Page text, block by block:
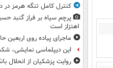
کنترل کامل تنگه هرمز در
پرچم سیاه بر فراز گنبد
اهتزاز است
ماجرای پیاده روی اربعین
این دیپلماسی نمایشی،
روایت پزشکیان از انحلال